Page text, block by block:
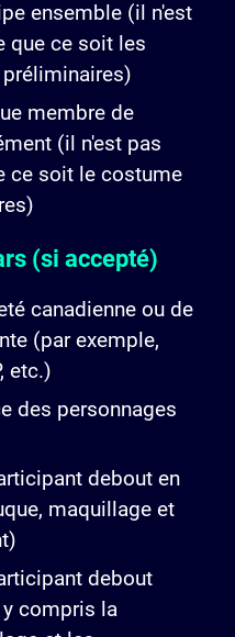
ensemble (il n'est
que ce soit les
membre de
(il n'est pas
ce soit le costume
(si accepté)
canadienne ou de
(par exemple,
etc.)
des personnages
debout en
maquillage et
debout
compris la